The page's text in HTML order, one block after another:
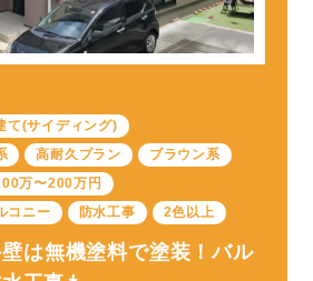
て(サイディング)
高耐久プラン
ブラウン系
万〜200万円
コニー
防水工事 2色以上
は無機塗料で塗装！バル